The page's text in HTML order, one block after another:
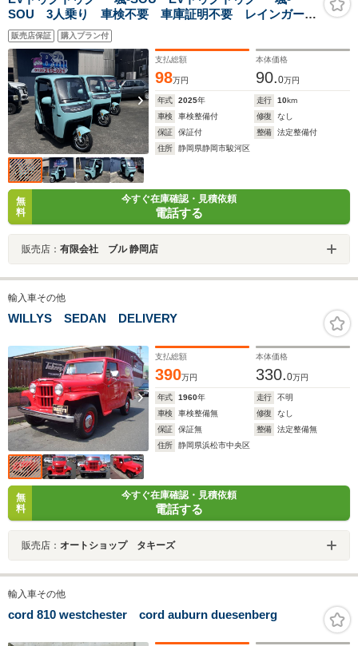
SOU 3人乗り 車検不要 車庫証明不要 レインガー
ド 家庭用100Vコンセン充電コード 電動トゥクトゥク
販売店保証 購入プラン付
支払総額
98万円
本体価格
90.0万円
年式 2025年 走行 10km
車検
車検整備付 修復
なし
保証
保証付 整備
法定整備付
住所
静岡県静岡市駿河区
無
料
今すぐ在庫確認・見積依頼
電話する
販売店： 有限会社 ブル 静岡店
輸入車その他
WILLYS SEDAN DELIVERY
支払総額
390万円
本体価格
330.0万円
年式 1960年 走行
不明
車検
車検整備無 修復
なし
保証
保証無 整備
法定整備無
住所
静岡県浜松市中央区
無
料
今すぐ在庫確認・見積依頼
電話する
販売店： オートショップ タキーズ
輸入車その他
cord 810 westchester cord auburn duesenberg